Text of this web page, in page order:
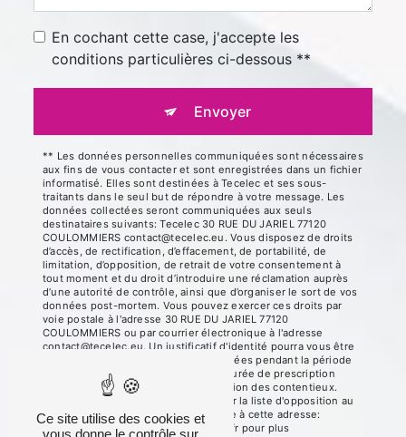
En cochant cette case, j'accepte les
conditions particulières ci-dessous **
Envoyer
** Les données personnelles communiquées sont nécessaires
aux fins de vous contacter et sont enregistrées dans un fichier
informatisé. Elles sont destinées à Tecelec et ses sous-
traitants dans le seul but de répondre à votre message. Les
données collectées seront communiquées aux seuls
destinataires suivants: Tecelec 30 RUE DU JARIEL 77120
COULOMMIERS contact@tecelec.eu. Vous disposez de droits
d’accès, de rectification, d’effacement, de portabilité, de
limitation, d’opposition, de retrait de votre consentement à
tout moment et du droit d’introduire une réclamation auprès
d’une autorité de contrôle, ainsi que d’organiser le sort de vos
données post-mortem. Vous pouvez exercer ces droits par
voie postale à l'adresse 30 RUE DU JARIEL 77120
COULOMMIERS ou par courrier électronique à l'adresse
contact@tecelec.eu. Un justificatif d'identité pourra vous être
demandé. Nous conservons vos données pendant la période
de prise de contact puis pendant la durée de prescription
légale aux fins probatoires et de gestion des contentieux.
Vous avez le droit de vous inscrire sur la liste d'opposition au
démarchage téléphonique, disponible à cette adresse:
Bloctel.gouv.fr . Consultez le site cnil.fr pour plus
Ce site utilise des cookies et
vous donne le contrôle sur